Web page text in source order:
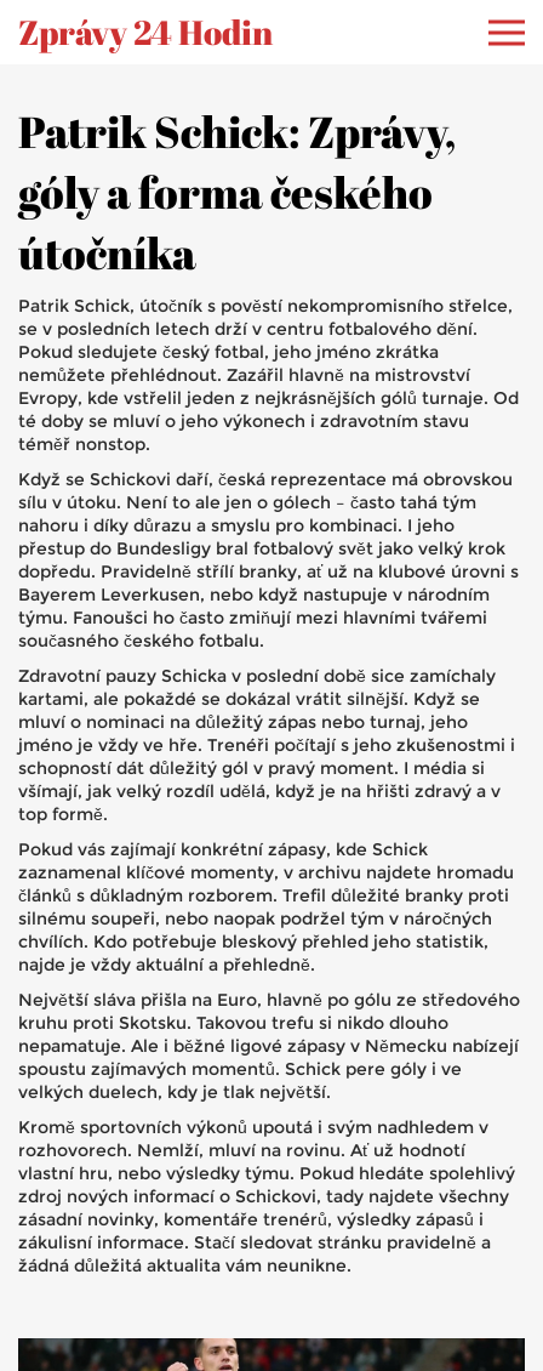
Zprávy 24 Hodin
Patrik Schick: Zprávy,
góly a forma českého
útočníka
Patrik Schick, útočník s pověstí nekompromisního střelce,
se v posledních letech drží v centru fotbalového dění.
Pokud sledujete český fotbal, jeho jméno zkrátka
nemůžete přehlédnout. Zazářil hlavně na mistrovství
Evropy, kde vstřelil jeden z nejkrásnějších gólů turnaje. Od
té doby se mluví o jeho výkonech i zdravotním stavu
téměř nonstop.
Když se Schickovi daří, česká reprezentace má obrovskou
sílu v útoku. Není to ale jen o gólech – často tahá tým
nahoru i díky důrazu a smyslu pro kombinaci. I jeho
přestup do Bundesligy bral fotbalový svět jako velký krok
dopředu. Pravidelně střílí branky, ať už na klubové úrovni s
Bayerem Leverkusen, nebo když nastupuje v národním
týmu. Fanoušci ho často zmiňují mezi hlavními tvářemi
současného českého fotbalu.
Zdravotní pauzy Schicka v poslední době sice zamíchaly
kartami, ale pokaždé se dokázal vrátit silnější. Když se
mluví o nominaci na důležitý zápas nebo turnaj, jeho
jméno je vždy ve hře. Trenéři počítají s jeho zkušenostmi i
schopností dát důležitý gól v pravý moment. I média si
všímají, jak velký rozdíl udělá, když je na hřišti zdravý a v
top formě.
Pokud vás zajímají konkrétní zápasy, kde Schick
zaznamenal klíčové momenty, v archivu najdete hromadu
článků s důkladným rozborem. Trefil důležité branky proti
silnému soupeři, nebo naopak podržel tým v náročných
chvílích. Kdo potřebuje bleskový přehled jeho statistik,
najde je vždy aktuální a přehledně.
Největší sláva přišla na Euro, hlavně po gólu ze středového
kruhu proti Skotsku. Takovou trefu si nikdo dlouho
nepamatuje. Ale i běžné ligové zápasy v Německu nabízejí
spoustu zajímavých momentů. Schick pere góly i ve
velkých duelech, kdy je tlak největší.
Kromě sportovních výkonů upoutá i svým nadhledem v
rozhovorech. Nemlží, mluví na rovinu. Ať už hodnotí
vlastní hru, nebo výsledky týmu. Pokud hledáte spolehlivý
zdroj nových informací o Schickovi, tady najdete všechny
zásadní novinky, komentáře trenérů, výsledky zápasů i
zákulisní informace. Stačí sledovat stránku pravidelně a
žádná důležitá aktualita vám neunikne.